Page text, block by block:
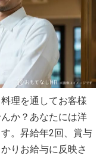
理を通してお客様
か？あなたには洋
。昇給年2回、賞与
りお給与に反映さ